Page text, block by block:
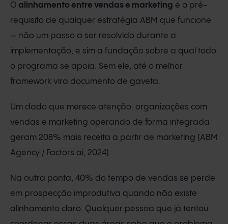
O alinhamento entre vendas e marketing é o pré-
requisito de qualquer estratégia ABM que funcione
— não um passo a ser resolvido durante a
implementação, e sim a fundação sobre a qual todo
o programa se apoia. Sem ele, até o melhor
framework vira documento de gaveta.
Um dado que merece atenção: organizações com
vendas e marketing operando de forma integrada
geram 208% mais receita a partir de marketing (ABM
Agency / Factors.ai, 2024).
Na outra ponta, 40% do tempo de vendas se perde
em prospecção improdutiva quando não existe
alinhamento claro. Qualquer pessoa que já tentou